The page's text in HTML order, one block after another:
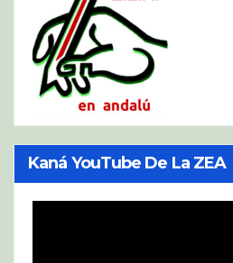
Kaná YouTube De La ZEA